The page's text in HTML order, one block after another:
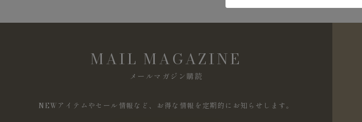
MAIL MAGAZINE
メールマガジン購読
NEWアイテムやセール情報など、お得な情報を定期的にお知らせします。